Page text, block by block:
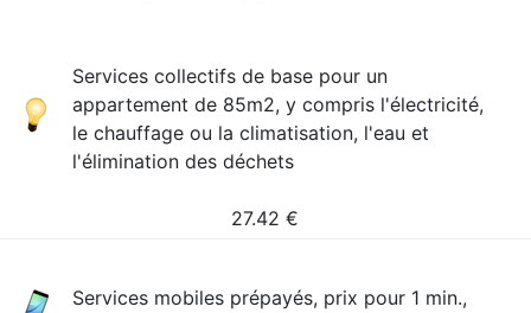
Services collectifs de base pour un
appartement de 85m2, y compris l'électricité,
le chauffage ou la climatisation, l'eau et
l'élimination des déchets
27.42 €
Services mobiles prépayés, prix pour 1 min.,